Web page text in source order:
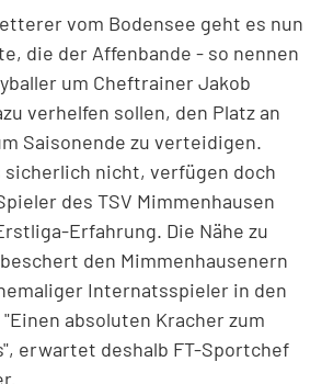
vom Bodensee geht es nun
die der Affenbande - so nennen
um Cheftrainer Jakob
verhelfen sollen, den Platz an
Saisonende zu verteidigen.
sicherlich nicht, verfügen doch
des TSV Mimmenhausen
Erfahrung. Die Nähe zu
den Mimmenhausenern
Internatsspieler in den
absoluten Kracher zum
erwartet deshalb FT-Sportchef